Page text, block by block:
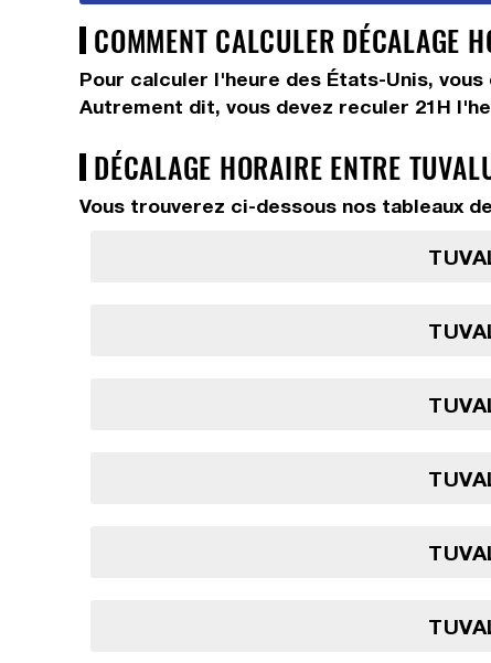
COMMENT CALCULER DÉCALAGE
Pour calculer l'heure des États-Unis, vous
Autrement dit, vous devez reculer 21H
DÉCALAGE HORAIRE ENTRE
Vous trouverez ci-dessous nos tableaux